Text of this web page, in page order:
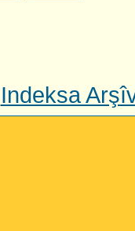
Indeksa